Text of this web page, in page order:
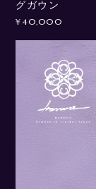
グガウン
¥40,000